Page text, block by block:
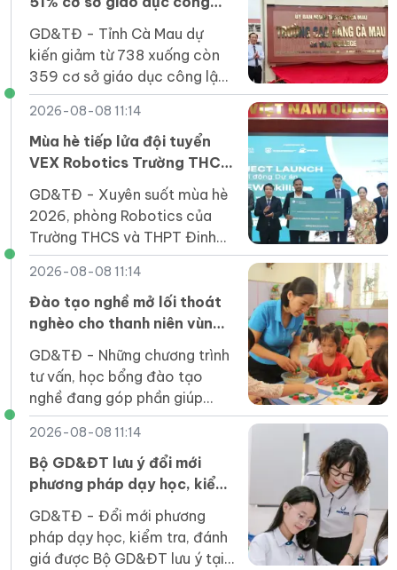
lập sau sắp xếp
GD&TĐ - Tỉnh Cà Mau dự
kiến giảm từ 738 xuống còn
359 cơ sở giáo dục công lập
(giảm 379 đầu mối) trước
năm học mới; tỷ lệ giảm trên
51%.
2026-08-08 11:14
Mùa hè tiếp lửa đội tuyển
VEX Robotics Trường THCS
và THPT Đinh Thiện Lý
GD&TĐ - ​​Xuyên suốt mùa hè
2026, phòng Robotics của
Trường THCS và THPT Đinh
Thiện Lý (LSTS) luôn sôi nổi
trong không khí học tập và
sáng tạo.
2026-08-08 11:14
Đào tạo nghề mở lối thoát
nghèo cho thanh niên vùng
cao Lai Châu
GD&TĐ - Những chương trình
tư vấn, học bổng đào tạo
nghề đang góp phần giúp
thanh niên Lai Châu trở lại
giảng đường, mở ra kỳ vọng
về nghề nghiệp ổn định.
2026-08-08 11:14
Bộ GD&ĐT lưu ý đổi mới
phương pháp dạy học, kiểm
tra đánh giá trong năm học
mới
GD&TĐ - Đổi mới phương
pháp dạy học, kiểm tra, đánh
giá được Bộ GD&ĐT lưu ý tại